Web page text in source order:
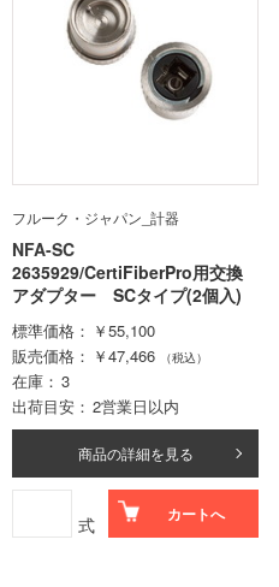
フルーク・ジャパン_計器
NFA-SC
2635929/CertiFiberPro用交換
アダプター SCタイプ(2個入)
標準価格
￥55,100
販売価格
￥47,466 （税込）
在庫
3
出荷目安
2営業日以内
商品の詳細を見る
式 カートへ